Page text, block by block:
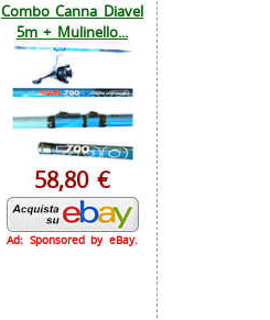
Combo Canna Diavel
5m + Mulinello...
58,80 €
Ad: Sponsored by eBay.